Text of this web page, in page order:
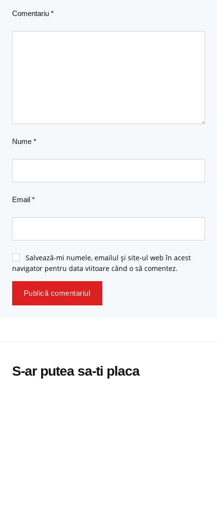
Comentariu *
Nume *
Email *
Salvează-mi numele, emailul și site-ul web în acest
navigator pentru data viitoare când o să comentez.
S-ar putea sa-ti placa